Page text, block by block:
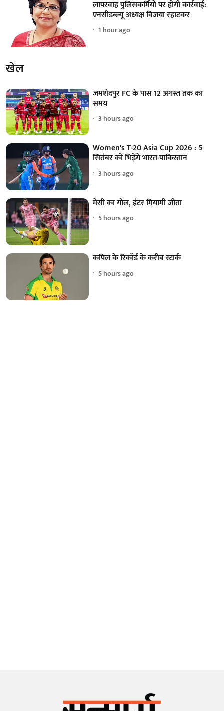
लापरवाह पुलिसकर्मियों पर होगी कार्रवाई:
एनसीडब्ल्यू अध्यक्ष विजया रहाटकर
1 hour ago
खेल
जमशेदपुर FC के पास 12 अगस्त तक का
समय
3 hours ago
Women's T-20 Asia Cup 2026 : 5
सितंबर को भिड़ेंगे भारत-पाकिस्तान
3 hours ago
मेसी का गोल, इंटर मियामी जीता
5 hours ago
कपिल के रिकॉर्ड के करीब स्टार्क
5 hours ago